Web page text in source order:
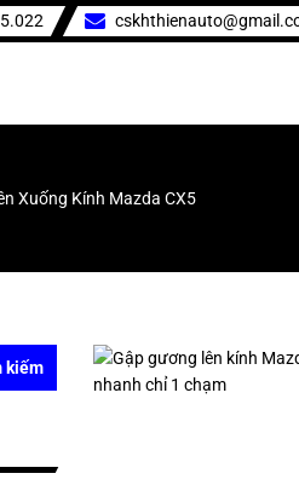
Xuống Kính Mazda CX5
kiếm